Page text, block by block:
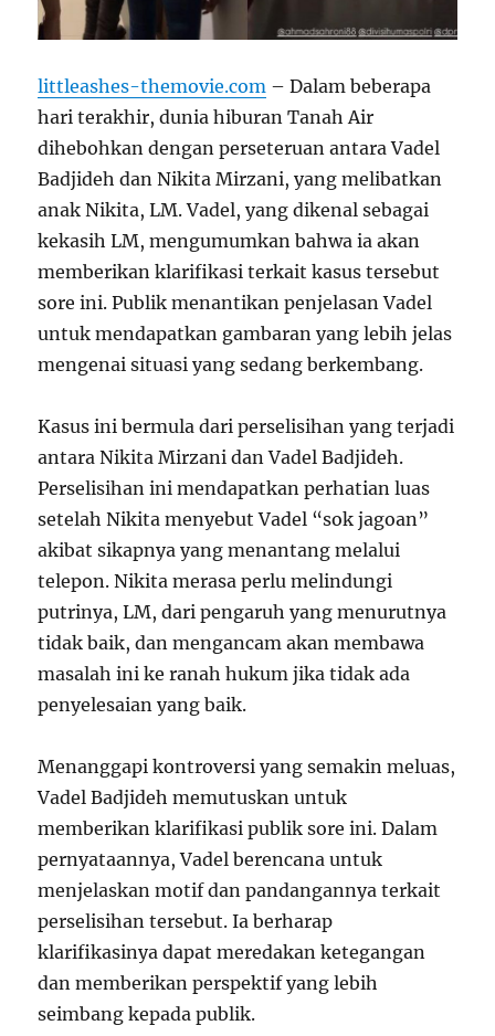
littleashes-themovie.com – Dalam beberapa
hari terakhir, dunia hiburan Tanah Air
dihebohkan dengan perseteruan antara Vadel
Badjideh dan Nikita Mirzani, yang melibatkan
anak Nikita, LM. Vadel, yang dikenal sebagai
kekasih LM, mengumumkan bahwa ia akan
memberikan klarifikasi terkait kasus tersebut
sore ini. Publik menantikan penjelasan Vadel
untuk mendapatkan gambaran yang lebih jelas
mengenai situasi yang sedang berkembang.
Kasus ini bermula dari perselisihan yang terjadi
antara Nikita Mirzani dan Vadel Badjideh.
Perselisihan ini mendapatkan perhatian luas
setelah Nikita menyebut Vadel “sok jagoan”
akibat sikapnya yang menantang melalui
telepon. Nikita merasa perlu melindungi
putrinya, LM, dari pengaruh yang menurutnya
tidak baik, dan mengancam akan membawa
masalah ini ke ranah hukum jika tidak ada
penyelesaian yang baik.
Menanggapi kontroversi yang semakin meluas,
Vadel Badjideh memutuskan untuk
memberikan klarifikasi publik sore ini. Dalam
pernyataannya, Vadel berencana untuk
menjelaskan motif dan pandangannya terkait
perselisihan tersebut. Ia berharap
klarifikasinya dapat meredakan ketegangan
dan memberikan perspektif yang lebih
seimbang kepada publik.